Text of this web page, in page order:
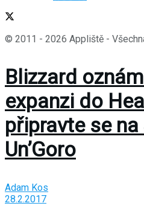
Blizzard
expanzi do
připravte se
Un’Goro
Adam Kos
28.2.2017
© 2011 - 2026 Appliště -